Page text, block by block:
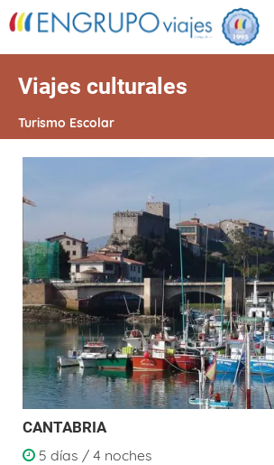
Viajes culturales
Turismo Escolar
CANTABRIA
5 días / 4 noches